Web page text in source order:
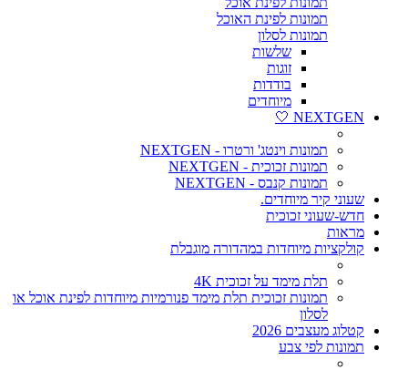
תמונות לפינת האוכל
תמונות לסלון
שלשות
זוגות
בודדות
מיוחדים
NEXTGEN 🤍
תמונות וינטג' ורטרו - NEXTGEN
תמונות זכוכית - NEXTGEN
תמונות קנבס - NEXTGEN
שעוני קיר מיוחדים.
חדש-שעוני זכוכית
מראות
קולקציות מיוחדות במהדורה מוגבלת
תלת מימד על זכוכית 4K
תמונות זכוכית תלת מימד פנורמיות מיוחדות לפינת אוכל או
לסלון
קטלוג מעצבים 2026
תמונות לפי צבע